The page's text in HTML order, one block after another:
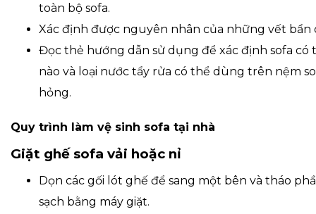
toàn bộ sofa.
Xác định được nguyên nhân của những vết bẩn
Đọc thẻ hướng dẫn sử dụng để xác định sofa có
nào và loại nước tẩy rửa có thể dùng trên nệm
hỏng.
Quy trình làm vệ sinh sofa tại nhà
Giặt ghế sofa vải hoặc nỉ
Dọn các gối lót ghế để sang một bên và tháo
sạch bằng máy giặt.